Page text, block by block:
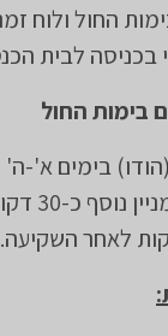
החול ולוח
בכניסה לבית
בימות החול